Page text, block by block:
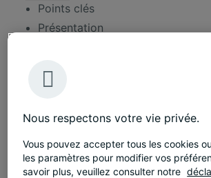
Points clés
Présentation
Taille
Durée
Services
Conception d'espaces
Nous respectons votre vie privée.
Vous pouvez accepter tous les cookies
les paramètres pour modifier vos
savoir plus, veuillez consulter notre